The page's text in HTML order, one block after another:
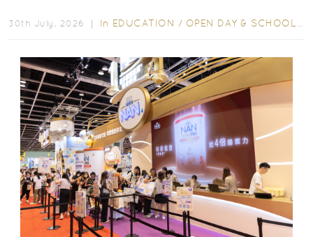
30th July, 2026 ｜ In EDUCATION / OPEN DAY & SCHOOL EVENTS